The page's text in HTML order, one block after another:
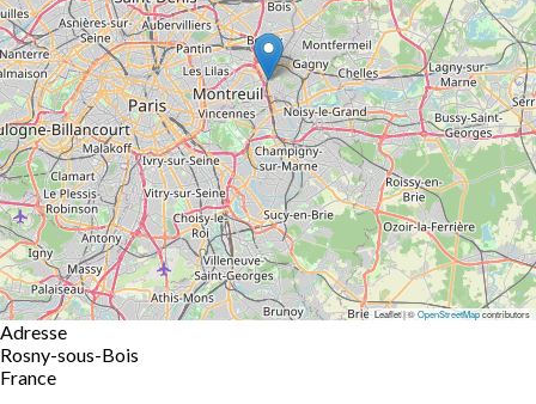
Leaflet | ©OpenStreetMapcontributors
Adresse
Rosny-sous-Bois
France